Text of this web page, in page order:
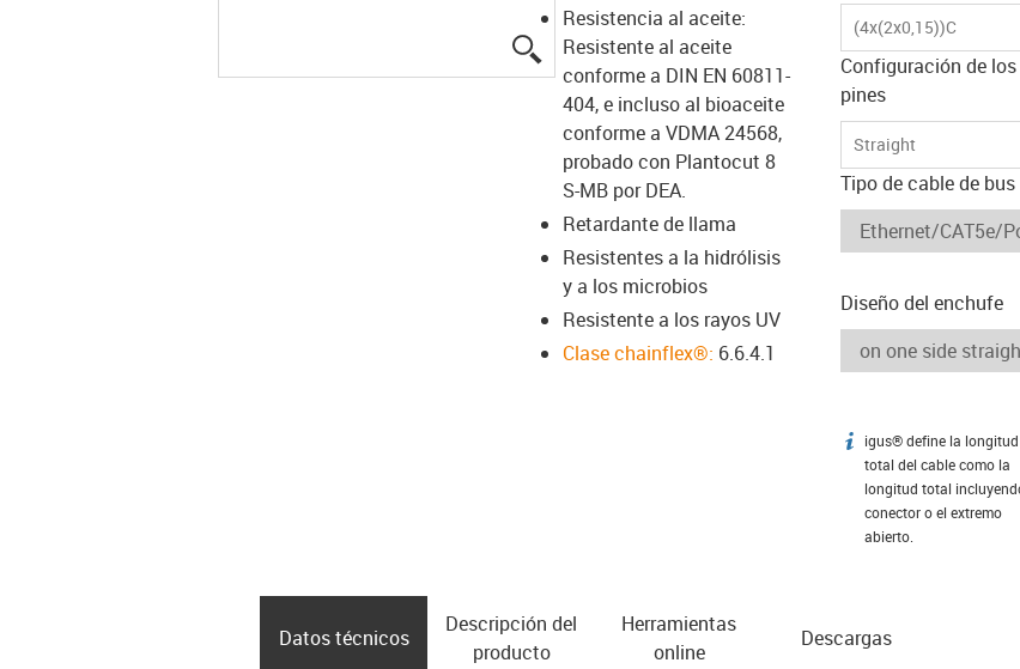
igus-icon-lupe
Resistencia al aceite:
Resistente al aceite
conforme a DIN EN 60811-
404, e incluso al bioaceite
conforme a VDMA 24568,
probado con Plantocut 8
S-MB por DEA.
Retardante de llama
Resistentes a la hidrólisis
y a los microbios
Resistente a los rayos UV
Clase chainflex®: 6.6.4.1
(4x(2x0,15))C
Configuración de los
pines
Straight
Tipo de cable de bus
Diseño del enchufe
igus-icon-info
igus® define la longitud
total del cable como la
longitud total
conector o el extremo
abierto.
Datos técnicos
Descripción del
producto
Herramientas
online
Descargas